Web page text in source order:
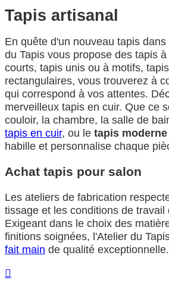
Tapis artisanal
En quête d'un nouveau tapis
du Tapis vous propose des tapis
courts, tapis unis ou à motifs,
rectangulaires, vous trouverez à
qui correspond à vos attentes.
merveilleux tapis en cuir. Que ce
couloir, la chambre, la salle de
tapis en cuir, ou le tapis moderne
habille et personnalise chaque
Achat tapis pour salon
Les ateliers de fabrication
tissage et les conditions de travail
Exigeant dans le choix des
finitions soignées, l'Atelier du
fait main de qualité exceptionnelle.
